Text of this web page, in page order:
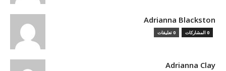
Adrianna Blackston
0 المشاركات 0 تعليقات
Adrianna Clay